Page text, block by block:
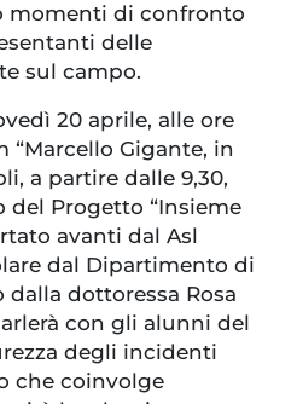
momenti di confronto
delle
sul campo.
20 aprile, alle ore
“Marcello Gigante, in
a partire dalle 9,30,
del Progetto “Insieme
avanti dal Asl
dal Dipartimento di
dottoressa Rosa
con gli alunni del
degli incidenti
che coinvolge